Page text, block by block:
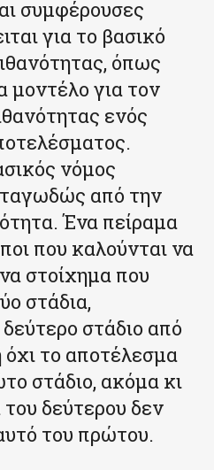
συμφέρουσες
για το βασικό
όπως
μοντέλο για τον
ενός
νόμος
από την
Ένα πείραμα
που καλούνται να
στοίχημα που
στάδια,
στάδιο από
το αποτέλεσμα
στάδιο, ακόμα κι
δεύτερου δεν
του πρώτου.